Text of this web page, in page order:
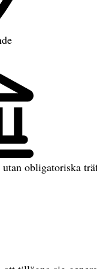
utan obligatoriska